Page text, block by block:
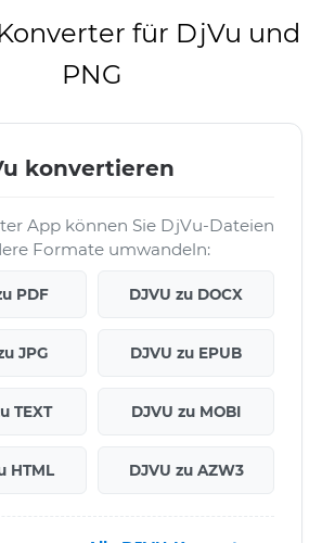
für DjVu und
PNG
konvertieren
App können Sie DjVu-Dateien
Formate umwandeln:
PDF DJVU zu DOCX
JPG DJVU zu EPUB
TEXT DJVU zu MOBI
HTML DJVU zu AZW3